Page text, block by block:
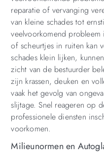
reparatie of vervanging
van kleine schades tot
veelvoorkomend probleem
of scheurtjes in ruiten kan
schades klein lijken,
zicht van de bestuurder
zijn krassen, deuken en
vaak het gevolg van
slijtage. Snel reageren op
professionele diensten
voorkomen.
Milieunormen en